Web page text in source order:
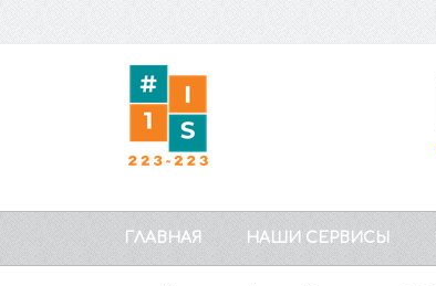
ГЛАВНАЯ НАШИ СЕРВИСЫ